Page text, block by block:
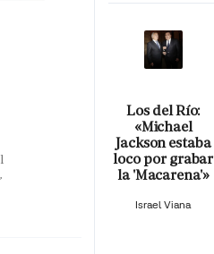
Los del Río:
«Michael
Jackson estaba
loco por grabar
la 'Macarena'»
Israel Viana